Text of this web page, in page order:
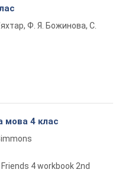
Ф. Я. Божинова, С.
мова 4 клас
4 workbook 2nd